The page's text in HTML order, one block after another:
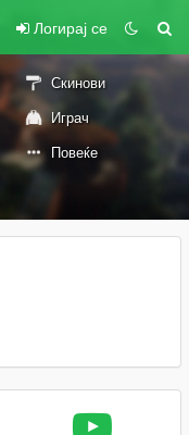
Логирај се
Скинови
Играч
Повеќе